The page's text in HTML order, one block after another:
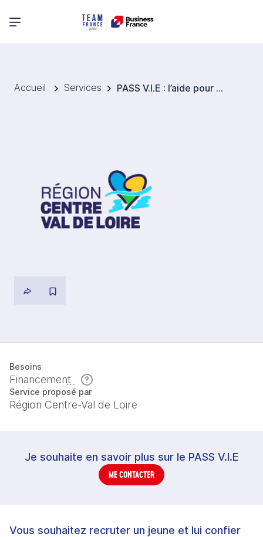
Menu principal
Accueil Services PASS V.I.E : l’aide pour confier une mission à un jeune diplômé
Besoins
Financement
Service proposé par
Région Centre-Val de Loire
Je souhaite en savoir plus sur le PASS V.I.E
ME CONTACTER
Vous souhaitez recruter un jeune et lui confier